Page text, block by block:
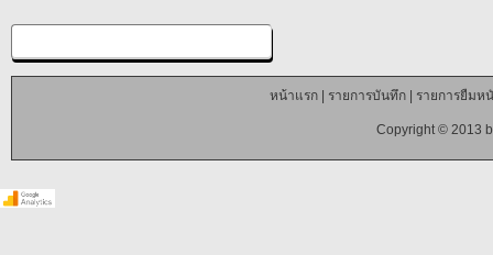
หน้าแรก| รายการบันทึก| รายการยืมห
Copyright © 2013